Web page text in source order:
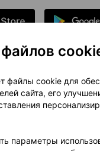
Новости проекта
Медицинский
договор
Доставка
Вакансии
файлы cookie для
сайта, его
параметры